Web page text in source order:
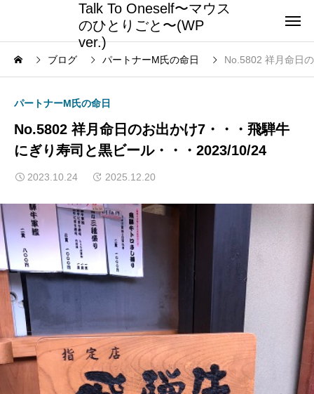
Talk To Oneself〜マウス
のひとりごと〜(WP
ver.)
ブログ パートナーM氏の命日 No.5802 祥月命日
パートナーM氏の命日
No.5802 祥月命日のお出かけ7・・・飛騨牛
にぎり寿司と黒ビール・・・2023/10/24
2023.10.24 2025.12.20